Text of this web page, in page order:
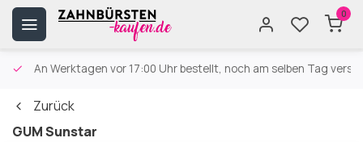
0
An Werktagen vor 17:00 Uhr bestellt, noch am selben Tag
Zurück
GUM Sunstar